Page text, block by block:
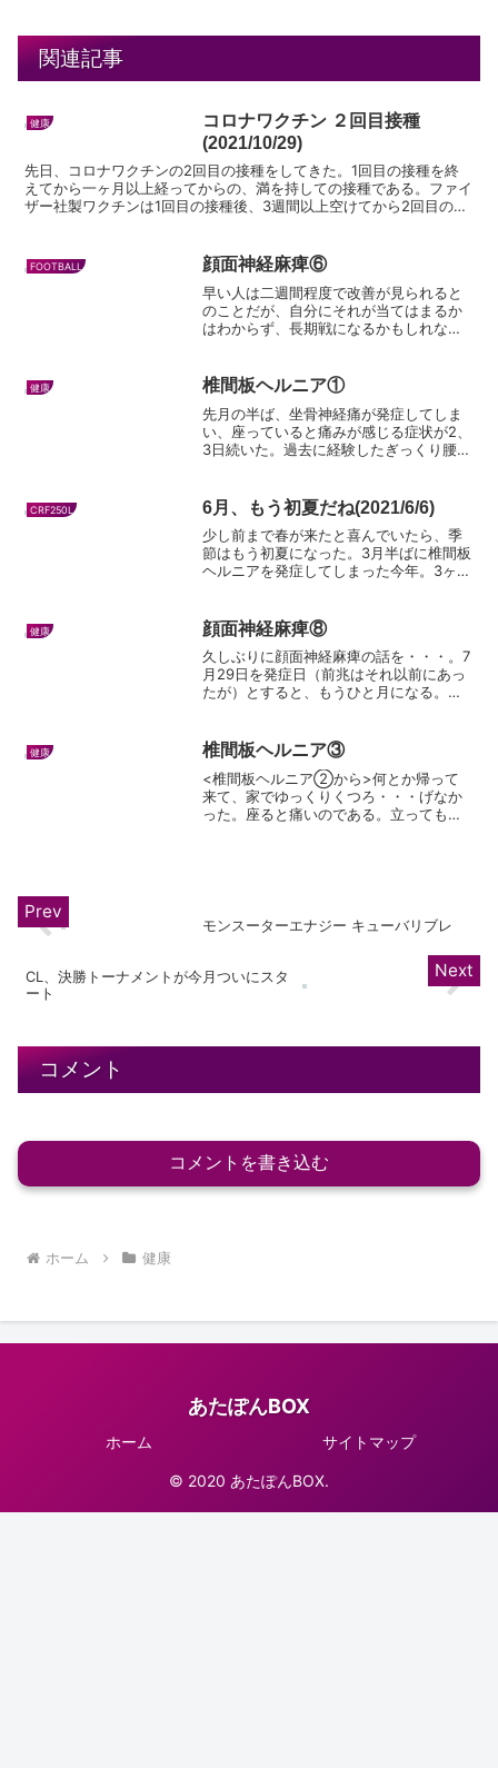
関連記事
健康
コロナワクチン ２回目接種
(2021/10/29)
先日、コロナワクチンの2回目の接種をしてきた。1回目の接種を終
えてから一ヶ月以上経ってからの、満を持しての接種である。ファイ
ザー社製ワクチンは1回目の接種後、3週間以上空けてから2回目の接
FOOTBALL 顔面神経麻痺⑥
早い人は二週間程度で改善が見られると
のことだが、自分にそれが当てはまるか
はわからず、長期戦になるかもしれな
にかく全体的に体調が悪かった。信じら
れないほど寝起きが悪く、根...
健康 椎間板ヘルニア①
先月の半ば、坐骨神経痛が発症してしま
い、座っていると痛みが感じる症状が2、
3日続いた。過去に経験したぎっくり腰と
ど運転しなければならなかったのだが、
この日は大丈夫だ...
CRF250L 6月、もう初夏だね(2021/6/6)
少し前まで春が来たと喜んでいたら、季
節はもう初夏になった。3月半ばに椎間板
ヘルニアを発症してしまった今年。3ヶ月
せたのだが、ヘルニアが治っていない体
では乗れるか...
健康 顔面神経麻痺⑧
久しぶりに顔面神経麻痺の話を・・・。7
月29日を発症日（前兆はそれ以前にあっ
たが）とすると、もうひと月になる。症
くさん出るので、左眼にコンタクトを満
足に使えないのが最大...
健康 椎間板ヘルニア③
<椎間板ヘルニア②から>何とか帰って
来て、家でゆっくりくつろ・・・げなか
った。座ると痛いのである。立っても痛
モンスーターエナジー キューバリブレ
CL、決勝トーナメントが今月ついにスタ
ート
コメント
コメントを書き込む
ホーム 健康
あたぽんBOX
ホーム サイトマップ
© 2020 あたぽんBOX.